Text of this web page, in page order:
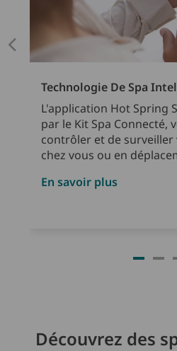
Technologie De Spa
L'application Hot Spring
par le Kit Spa Connecté,
contrôler et de surveiller
chez vous ou en
En savoir plus
Découvrez des